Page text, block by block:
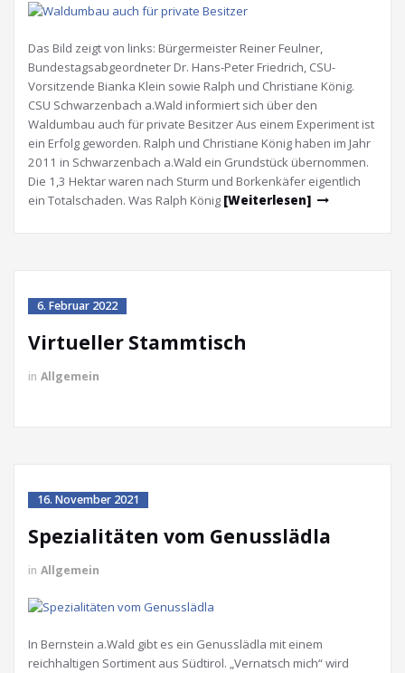
Das Bild zeigt von links: Bürgermeister Reiner Feulner,
Bundestagsabgeordneter Dr. Hans-Peter Friedrich, CSU-
Vorsitzende Bianka Klein sowie Ralph und Christiane König.
CSU Schwarzenbach a.Wald informiert sich über den
Waldumbau auch für private Besitzer Aus einem Experiment ist
ein Erfolg geworden. Ralph und Christiane König haben im Jahr
2011 in Schwarzenbach a.Wald ein Grundstück übernommen.
Die 1,3 Hektar waren nach Sturm und Borkenkäfer eigentlich
ein Totalschaden. Was Ralph König [Weiterlesen]
6. Februar 2022
Virtueller Stammtisch
in Allgemein
16. November 2021
Spezialitäten vom Genusslädla
in Allgemein
In Bernstein a.Wald gibt es ein Genusslädla mit einem
reichhaltigen Sortiment aus Südtirol. „Vernatsch mich“ wird